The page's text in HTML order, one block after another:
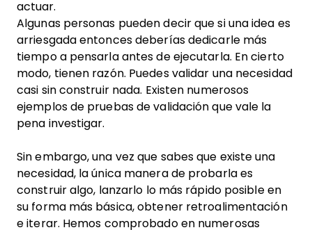
actuar.
Algunas personas pueden decir que si una idea es
arriesgada entonces deberías dedicarle más
tiempo a pensarla antes de ejecutarla. En cierto
modo, tienen razón. Puedes validar una necesidad
casi sin construir nada. Existen numerosos
ejemplos de pruebas de validación que vale la
pena investigar.
Sin embargo, una vez que sabes que existe una
necesidad, la única manera de probarla es
construir algo, lanzarlo lo más rápido posible en
su forma más básica, obtener retroalimentación
e iterar. Hemos comprobado en numerosas